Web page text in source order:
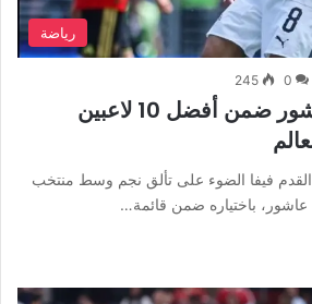
رياضة
0
245
فيفا يختار إمام عاشور ضمن أفضل 10 لاعبين
القدم فيفا الضوء على تألق نجم وسط منتخب
عاشور، باختياره ضمن قائمة…